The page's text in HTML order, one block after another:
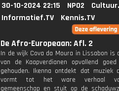
30-10-2024 22:15 NPO2
Informatief.TV
Kennis.TV
De Afro-Europeaan: Afl. 2
In de wijk Cova da Moura in Lissabon is
van de Kaapverdianen opvallend
gehouden. Ikenna ontdekt dat muziek
vormt tot het ware verhaal
gemeenschap en stuit op de